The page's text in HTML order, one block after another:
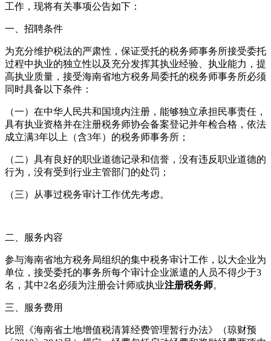
工作，现将有关事项公告如下：
一、招聘条件
为充分维护税法的严肃性，保证受托的税务师事务所接受委托
过程中执业的独立性以及充分发挥其执业经验、执业能力，提
高执业质量，接受海南省地方税务局委托的税务师事务所必须
同时具备以下条件：
（一）在中华人民共和国境内注册，能够独立承担民事责任，
具有执业资格并在注册税务师协会备案登记并年检合格，依法
成立满3年以上（含3年）的税务师事务所；
（二）具有良好的职业道德记录和信誉，没有违反职业道德的
行为，没有受到行业主管部门的处罚；
（三）从事过税务审计工作优先考虑。
二、服务内容
参与海南省地方税务局组织的集中税务审计工作，以大企业为
单位，接受委托的事务所每个审计企业派遣的人员不得少于3
名，其中2名必须为注册会计师或执业注册税务师。
三、服务费用
比照《海南省土地增值税清算经费管理暂行办法》（琼财预